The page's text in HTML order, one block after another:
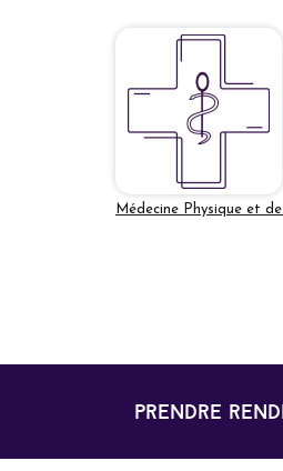
Médecine Physique et
prendre